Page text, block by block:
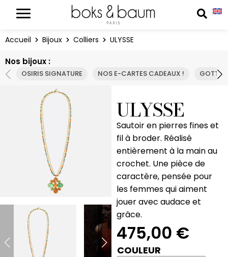
Accueil Bijoux Colliers ULYSSE
Nos bijoux :
OSIRIS SIGNATURE NOS E-CARTES CADEAUX ! GOTTA
ULYSSE
Sautoir en pierres fines et
fil à broder. Réalisé
entièrement à la main au
crochet. Une pièce de
caractère, pensée pour
les femmes qui aiment
jouer avec audace et
grâce.
475,00 €
COULEUR
Panneau de gestion des cookies